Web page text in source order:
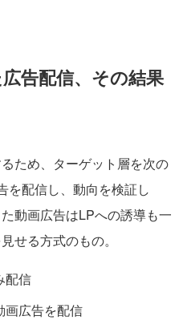
告配信、その結果
ため、ターゲット層を次の
を配信し、動向を検証し
動画広告はLPへの誘導も一
せる方式のもの。
配信
画広告を配信